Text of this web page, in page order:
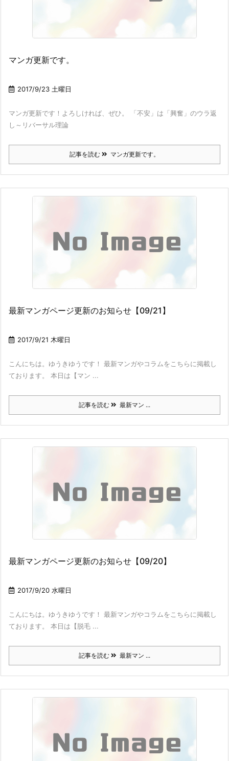
マンガ更新です。
2017/9/23 土曜日
マンガ更新です！よろしければ、ぜひ。 「不安」は「興奮」のウラ返
し～リバーサル理論
記事を読む マンガ更新です。
最新マンガページ更新のお知らせ【09/21】
2017/9/21 木曜日
こんにちは。ゆうきゆうです！ 最新マンガやコラムをこちらに掲載し
ております。 本日は【マン ...
記事を読む 最新マン ...
最新マンガページ更新のお知らせ【09/20】
2017/9/20 水曜日
こんにちは。ゆうきゆうです！ 最新マンガやコラムをこちらに掲載し
ております。 本日は【脱毛 ...
記事を読む 最新マン ...